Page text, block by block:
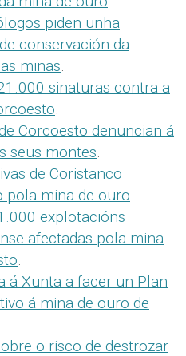
piden unha
conservación da
minas.
sinaturas contra a
.
Corcoesto denuncian á
seus montes.
de Coristanco
pola mina de ouro.
explotacións
afectadas pola mina
.
á Xunta a facer un Plan
á mina de ouro de
o risco de destrozar